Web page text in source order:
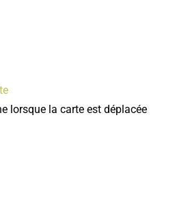
lorsque la carte est déplacée